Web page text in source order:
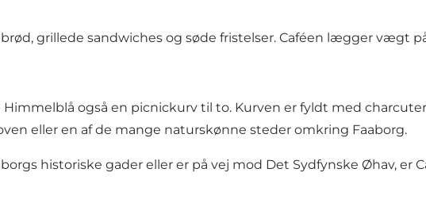
grillede sandwiches og søde fristelser. Caféen lægger vægt
også en picnickurv til to. Kurven er fyldt med
eller en af de mange naturskønne steder omkring Faaborg.
historiske gader eller er på vej mod Det Sydfynske Øhav, er